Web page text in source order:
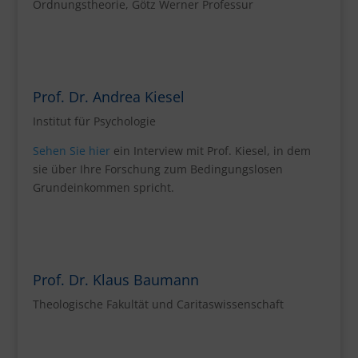
Ordnungstheorie, Götz Werner Professur
Prof. Dr. Andrea Kiesel
Institut für Psychologie
Sehen Sie hierein Interview mit Prof. Kiesel, in dem
sie über Ihre Forschung zum Bedingungslosen
Grundeinkommen spricht.
Prof. Dr. Klaus Baumann
Theologische Fakultät und Caritaswissenschaft